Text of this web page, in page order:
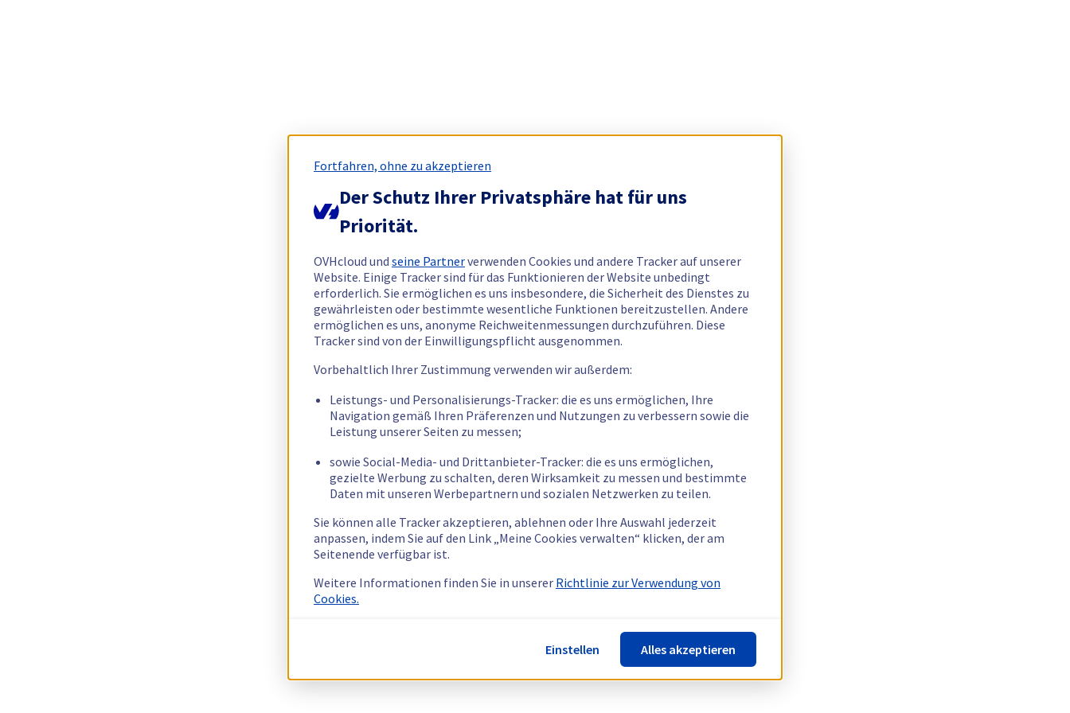
Fortfahren, ohne zu akzeptieren
Der Schutz Ihrer Privatsphäre hat für uns
Priorität.
OVHcloud und seine Partnerverwenden Cookies und andere Tracker auf unserer
Website. Einige Tracker sind für das Funktionieren der Website unbedingt
erforderlich. Sie ermöglichen es uns insbesondere, die Sicherheit des Dienstes zu
gewährleisten oder bestimmte wesentliche Funktionen bereitzustellen. Andere
ermöglichen es uns, anonyme Reichweitenmessungen durchzuführen. Diese
Tracker sind von der Einwilligungspflicht ausgenommen.
Vorbehaltlich Ihrer Zustimmung verwenden wir außerdem:
Leistungs- und Personalisierungs-Tracker: die es uns ermöglichen, Ihre
Navigation gemäß Ihren Präferenzen und Nutzungen zu verbessern sowie die
Leistung unserer Seiten zu messen;
sowie Social-Media- und Drittanbieter-Tracker: die es uns ermöglichen,
gezielte Werbung zu schalten, deren Wirksamkeit zu messen und bestimmte
Daten mit unseren Werbepartnern und sozialen Netzwerken zu teilen.
Sie können alle Tracker akzeptieren, ablehnen oder Ihre Auswahl jederzeit
anpassen, indem Sie auf den Link „Meine Cookies verwalten“ klicken, der am
Seitenende verfügbar ist.
Weitere Informationen finden Sie in unserer Richtlinie zur Verwendung von
Cookies.
Einstellen Alles akzeptieren